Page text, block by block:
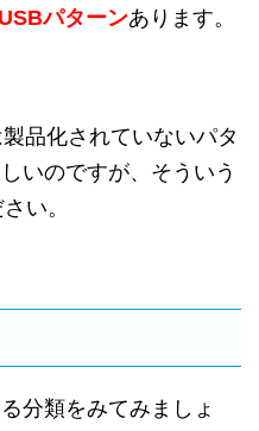
パターンあります。
品化されていないパタ
いのですが、そういう
い。
る分類をみてみましょ